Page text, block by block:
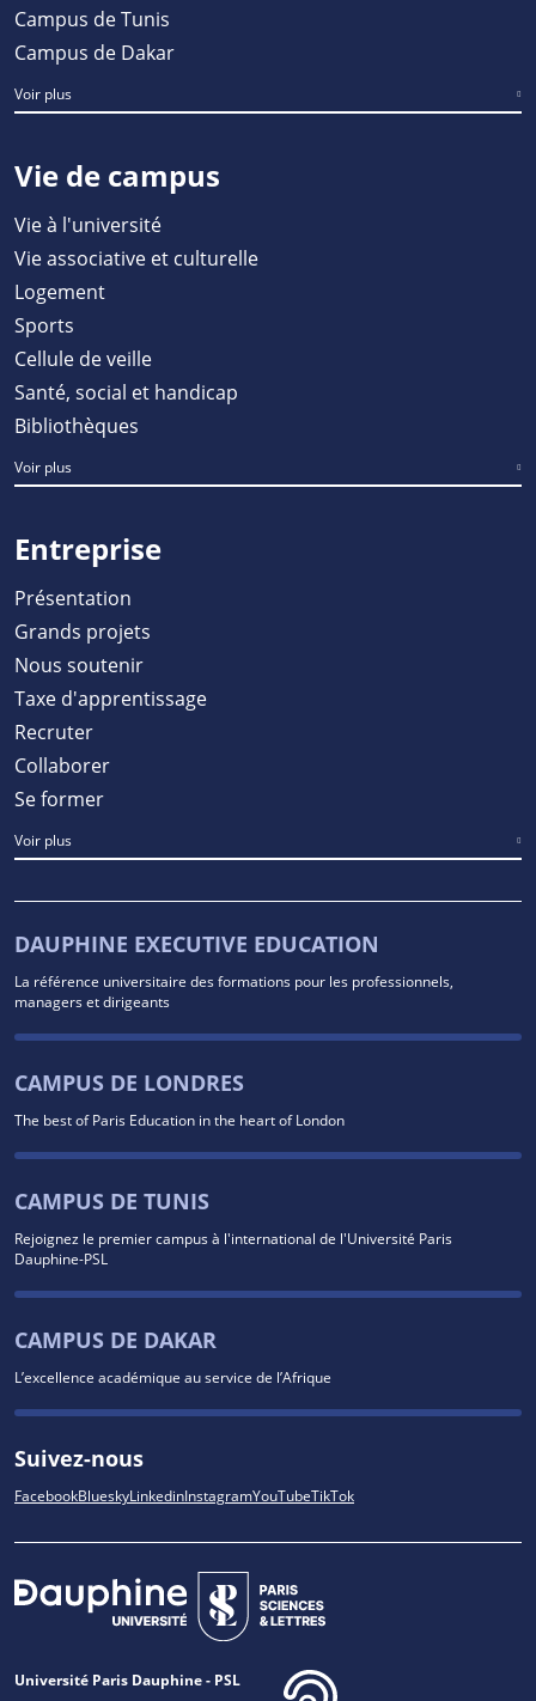
Campus de Tunis
Campus de Dakar
Voir plus
Vie de campus
Vie à l'université
Vie associative et culturelle
Logement
Sports
Cellule de veille
Santé, social et handicap
Bibliothèques
Voir plus
Entreprise
Présentation
Grands projets
Nous soutenir
Taxe d'apprentissage
Recruter
Collaborer
Se former
Voir plus
DAUPHINE EXECUTIVE EDUCATION
La référence universitaire des formations pour les professionnels,
managers et dirigeants
CAMPUS DE LONDRES
The best of Paris Education in the heart of London
CAMPUS DE TUNIS
Rejoignez le premier campus à l'international de l'Université Paris
Dauphine-PSL
CAMPUS DE DAKAR
L’excellence académique au service de l’Afrique
Suivez-nous
FacebookBlueskyLinkedinInstagramYouTubeTikTok
Université Paris Dauphine - PSL